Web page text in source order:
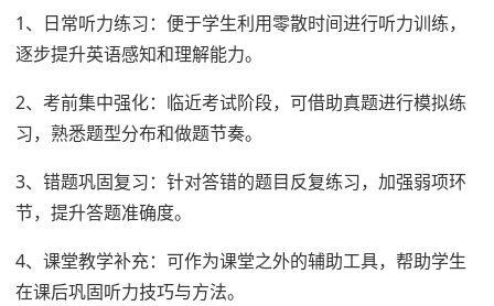
1、日常听力练习：便于学生利用零散时间进行听力训练，
逐步提升英语感知和理解能力。
2、考前集中强化：临近考试阶段，可借助真题进行模拟练
习，熟悉题型分布和做题节奏。
3、错题巩固复习：针对答错的题目反复练习，加强弱项环
节，提升答题准确度。
4、课堂教学补充：可作为课堂之外的辅助工具，帮助学生
在课后巩固听力技巧与方法。